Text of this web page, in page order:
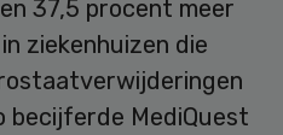
37,5 procent meer
ziekenhuizen die
becijferde MediQuest